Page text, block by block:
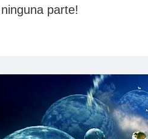
parte!